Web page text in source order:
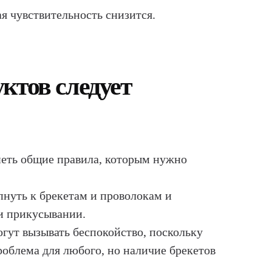
чувствительность снизится.
следует
общие правила, которым нужно
к брекетам и проволокам и
прикусывании.
вызывать беспокойство, поскольку
для любого, но наличие брекетов